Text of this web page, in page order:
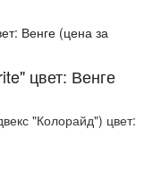
цвет: Венге
"Колорайд") цвет: